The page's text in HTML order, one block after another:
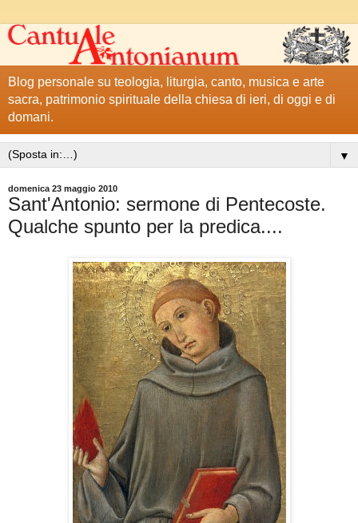
Blog personale su teologia, liturgia, canto, musica e arte
sacra, patrimonio spirituale della chiesa di ieri, di oggi e di
domani.
▼
domenica 23 maggio 2010
Sant'Antonio: sermone di Pentecoste.
Qualche spunto per la predica....